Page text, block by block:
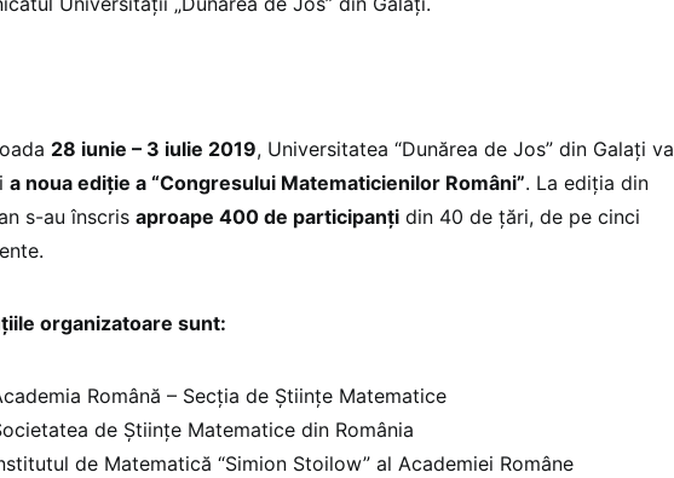
28 iunie – 3 iulie 2019, Universitatea “Dunărea de Jos” din Galați va
a noua ediție a “Congresului Matematicienilor Români”. La ediția din
s-au înscris aproape 400 de participanți din 40 de țări, de pe cinci
organizatoare sunt:
Română – Secția de Științe Matematice
de Științe Matematice din România
de Matematică “Simion Stoilow” al Academiei Române